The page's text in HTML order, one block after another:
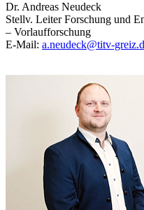
Dr. Andreas Neudeck
Stellv. Leiter Forschung und
– Vorlaufforschung
E-Mail: a.neudeck@titv-